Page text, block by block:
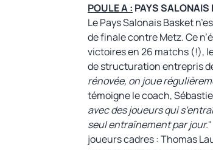
POULE A : PAYS SALONAIS
Le Pays Salonais Basket
de finale contre Metz. Ce
victoires en 26 matchs (!),
de structuration entrepris
rénovée, on joue
témoigne le coach,
avec des joueurs qui
seul entraînement par jour.
joueurs cadres : Thomas